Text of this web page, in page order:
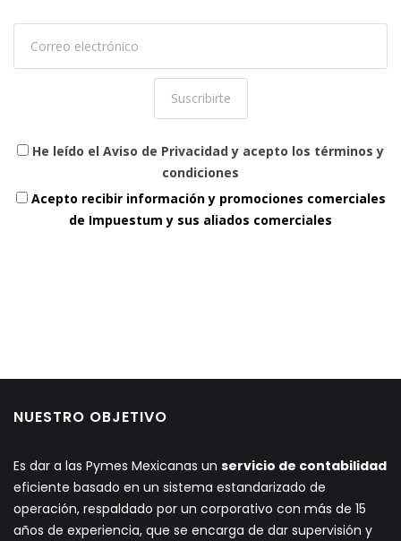
He leído el Aviso de Privacidad y acepto los términos y
condiciones
Acepto recibir información y promociones comerciales
de Impuestum y sus aliados comerciales
NUESTRO OBJETIVO
Es dar a las Pymes Mexicanas un servicio de contabilidad
eficiente basado en un sistema estandarizado de
operación, respaldado por un corporativo con más de 15
años de experiencia, que se encarga de dar supervisión y